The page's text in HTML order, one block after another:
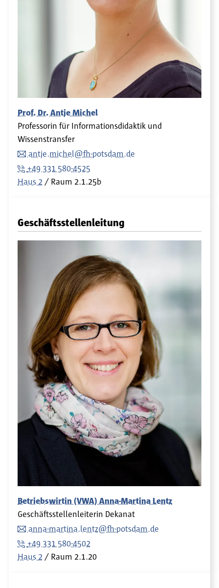
Prof. Dr. Antje Michel
Professorin für Informationsdidaktik und
Wissenstransfer
antje.michel@fh-potsdam.de
+49 331 580-4525
Haus 2
Raum 2.1.25b
Geschäftsstellenleitung
Betriebswirtin (VWA) Anna-Martina Lentz
Geschäftsstellenleiterin Dekanat
anna-martina.lentz@fh-potsdam.de
+49 331 580-4502
Haus 2
Raum 2.1.20